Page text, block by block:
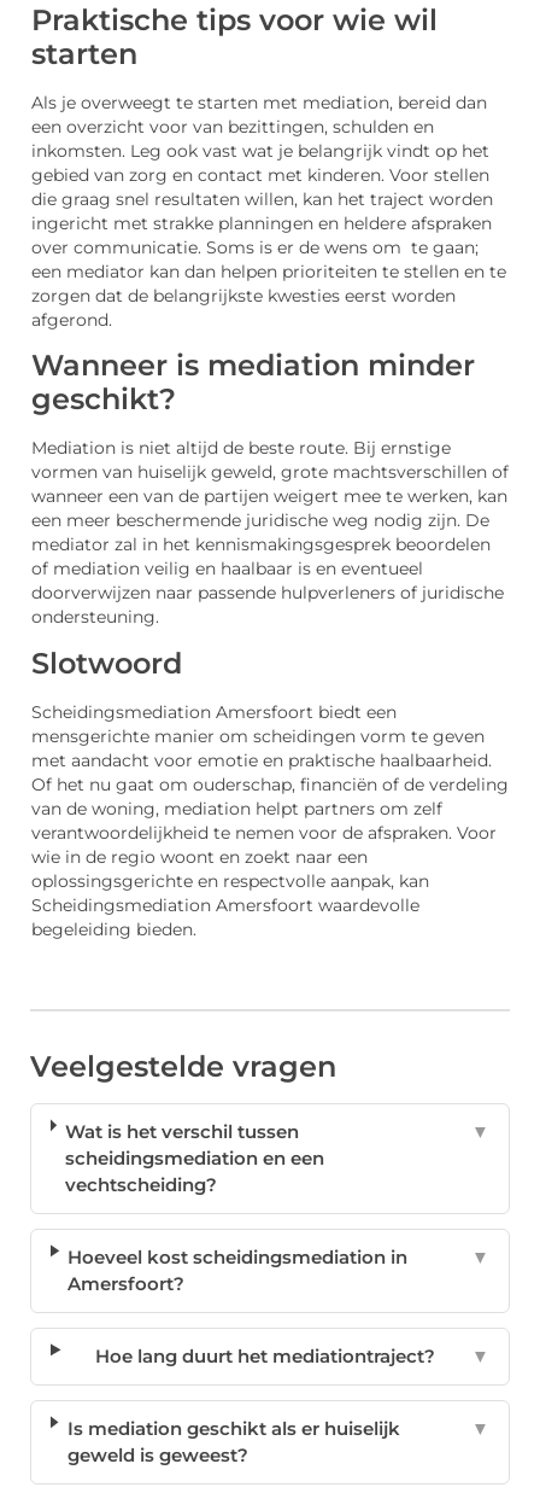
Praktische tips voor wie wil
starten
Als je overweegt te starten met mediation, bereid dan
een overzicht voor van bezittingen, schulden en
inkomsten. Leg ook vast wat je belangrijk vindt op het
gebied van zorg en contact met kinderen. Voor stellen
die graag snel resultaten willen, kan het traject worden
ingericht met strakke planningen en heldere afspraken
over communicatie. Soms is er de wens om te gaan;
een mediator kan dan helpen prioriteiten te stellen en te
zorgen dat de belangrijkste kwesties eerst worden
afgerond.
Wanneer is mediation minder
geschikt?
Mediation is niet altijd de beste route. Bij ernstige
vormen van huiselijk geweld, grote machtsverschillen of
wanneer een van de partijen weigert mee te werken, kan
een meer beschermende juridische weg nodig zijn. De
mediator zal in het kennismakingsgesprek beoordelen
of mediation veilig en haalbaar is en eventueel
doorverwijzen naar passende hulpverleners of juridische
ondersteuning.
Slotwoord
Scheidingsmediation Amersfoort biedt een
mensgerichte manier om scheidingen vorm te geven
met aandacht voor emotie en praktische haalbaarheid.
Of het nu gaat om ouderschap, financiën of de verdeling
van de woning, mediation helpt partners om zelf
verantwoordelijkheid te nemen voor de afspraken. Voor
wie in de regio woont en zoekt naar een
oplossingsgerichte en respectvolle aanpak, kan
Scheidingsmediation Amersfoort waardevolle
begeleiding bieden.
Veelgestelde vragen
Wat is het verschil tussen
scheidingsmediation en een
vechtscheiding?
▼
Hoeveel kost scheidingsmediation in
Amersfoort?
▼
Hoe lang duurt het mediationtraject? ▼
Is mediation geschikt als er huiselijk
geweld is geweest?
▼